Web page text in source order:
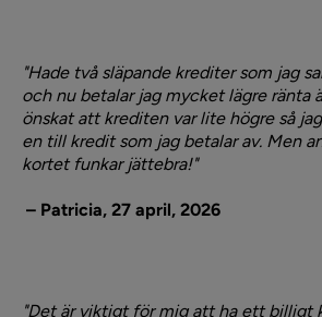
"Hade två släpande krediter som jag
och nu betalar jag mycket lägre ränta
önskat att krediten var lite högre så
en till kredit som jag betalar av. Men
kortet funkar jättebra!"
– Patricia, 27 april, 2026
"Det är viktigt för mig att ha ett billigt